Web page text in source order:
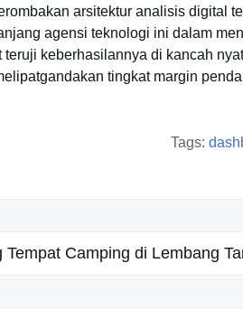
arsitektur analisis digital
agensi teknologi ini dalam
teruji keberhasilannya di kancah
tingkat margin
Tags:
Tempat Camping di Lembang